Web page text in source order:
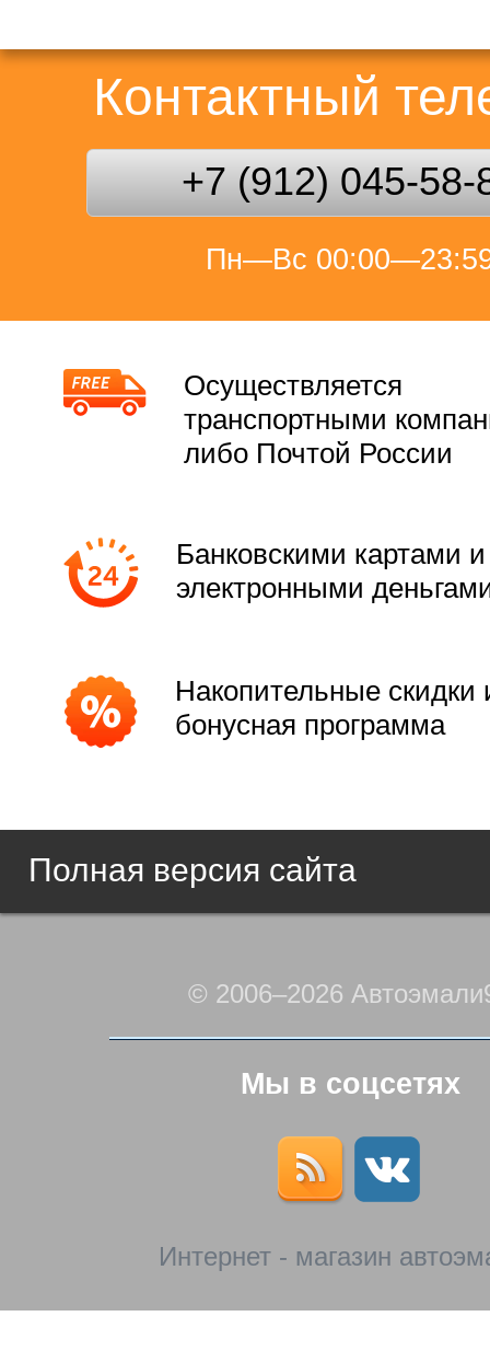
Контактный
+7 (912) 045-58-
Пн—Вс
Осуществляется
транспортными
либо Почтой России
Банковскими картами и
электронными
Накопительные скидки
бонусная программа
Полная версия сайта
© 2006–2026
Мы в соцсетях
Интернет - магазин